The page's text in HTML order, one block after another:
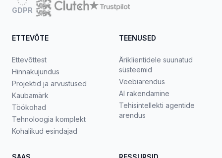
GDPR
ETTEVÕTE
Ettevõttest
Hinnakujundus
Projektid ja arvustused
Kaubamärk
Töökohad
Tehnoloogia komplekt
Kohalikud esindajad
TEENUSED
Äriklientidele suunatud
süsteemid
Veebiarendus
AI rakendamine
Tehisintellekti agentide
arendus